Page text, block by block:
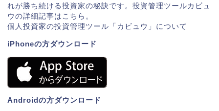
れが勝ち続ける投資家の秘訣です。投資管理ツールカビュ
ウの詳細記事はこちら。
個人投資家の投資管理ツール「カビュウ」について
iPhoneの方ダウンロード
Androidの方ダウンロード